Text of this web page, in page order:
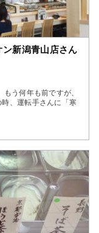
新潟青山店さん
う何年も前ですが、
、運転手さんに「寒